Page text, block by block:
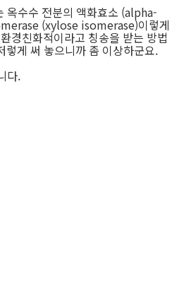
옥수수 전분의 액화효소 (alpha-
(xylose isomerase)이렇게
경친화적이라고 칭송을 받는 방법
렇게 써 놓으니까 좀 이상하군요.
다.